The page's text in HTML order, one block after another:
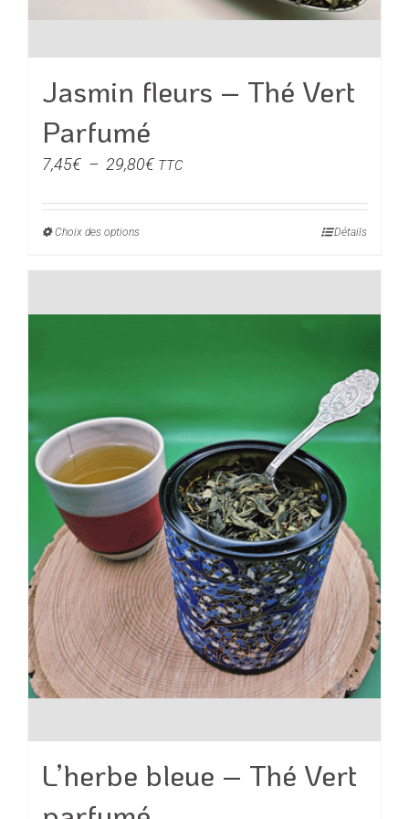
Jasmin fleurs – Thé Vert
Parfumé
7,45€ – 29,80€Plage
prix :
TTC
Choix des optionsCe
plusieurs
peuvent
être
choisies
sur
la
page
du
produit
Détails
L’herbe bleue – Thé Vert